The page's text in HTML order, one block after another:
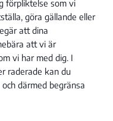
förpliktelse som vi
göra gällande eller
att dina
att vi är
vi har med dig. I
raderade kan du
därmed begränsa